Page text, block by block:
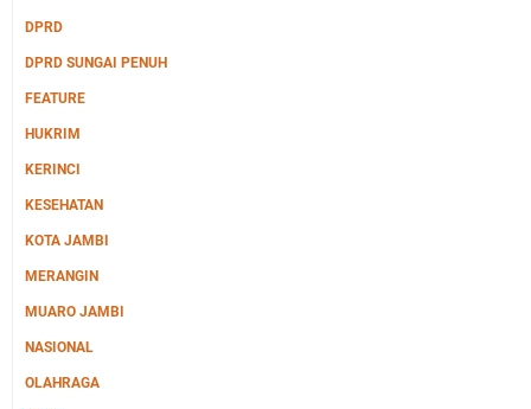
DPRD
DPRD SUNGAI PENUH
FEATURE
HUKRIM
KERINCI
KESEHATAN
KOTA JAMBI
MERANGIN
MUARO JAMBI
NASIONAL
OLAHRAGA